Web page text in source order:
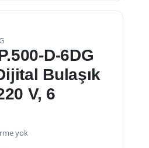
D-6DG
Bulaşık
V, 6
yok